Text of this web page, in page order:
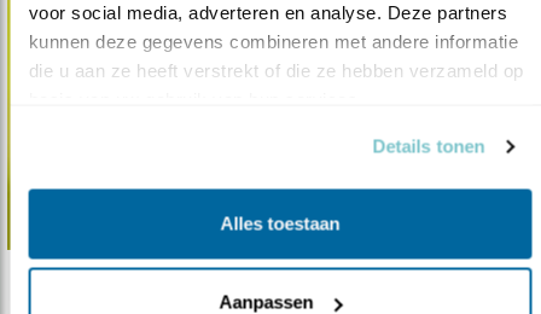
voor social media, adverteren en analyse. Deze partners
kunnen deze gegevens combineren met andere informatie
die u aan ze heeft verstrekt of die ze hebben verzameld op
Details tonen
Alles toestaan
Aanpassen